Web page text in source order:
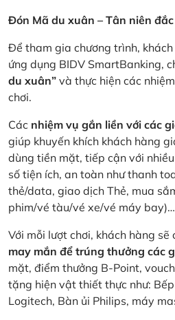
Đón Mã du xuân – Tân niên đắc
Để tham gia chương trình,
ứng dụng BIDV SmartBanking,
du xuân” và thực hiện các
chơi.
Các nhiệm vụ gắn liền với các
giúp khuyến khích khách hàng
dùng tiền mặt, tiếp cận với
số tiện ích, an toàn như thanh
thẻ/data, giao dịch Thẻ, mua
phim/vé tàu/vé xe/vé máy
Với mỗi lượt chơi, khách hàng sẽ
may mắn để trúng thưởng các
mặt, điểm thưởng B-Point,
tặng hiện vật thiết thực như:
Logitech, Bàn ủi Philips, máy